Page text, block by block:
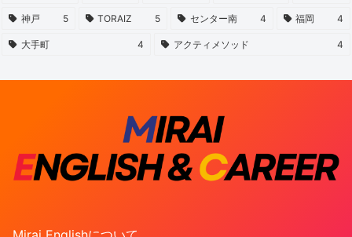
神戸 5 TORAIZ 5 センター南 4 福岡 4
大手町 4 アクティメソッド 4